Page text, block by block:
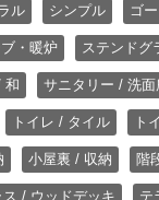
ル シンプル ゴ
・暖炉 ステンドグ
和 サニタリー / 洗
トイレ / タイル ト
小屋裏 / 収納 階
ス / ウッドデッキ テ